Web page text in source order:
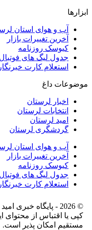
ابزارها
آب و هوای استان
آخرین تغییرات بازار
کیوسک روزنامه
جدول لیگ های فوتبال
استعلام کارت
موضوعات داغ
اخبار لرستان
انتخابات لرستان
امید لرستان
گردشگری لرستان
آب و هوای استان
آخرین تغییرات بازار
کیوسک روزنامه
جدول لیگ های فوتبال
استعلام کارت
© 2026 - پایگاه خبری اميد لرستان.تمامی حقوق محفوظ است.
کپی یا اقتباس از
مستقیم امکان پذیر است.